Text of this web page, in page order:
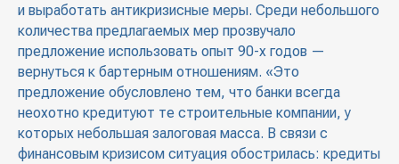
и выработать антикризисные меры. Среди небольшого
количества предлагаемых мер прозвучало
предложение использовать опыт 90-х годов —
вернуться к бартерным отношениям. «Это
предложение обусловлено тем, что банки всегда
неохотно кредитуют те строительные компании, у
которых небольшая залоговая масса. В связи с
финансовым кризисом ситуация обострилась: кредиты